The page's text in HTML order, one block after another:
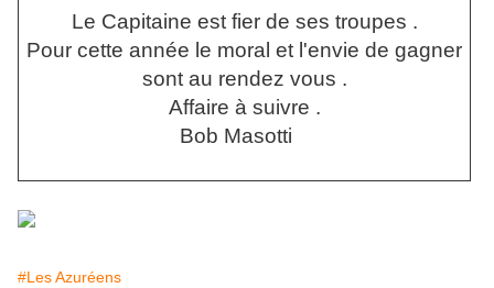
Le Capitaine est fier de ses troupes .
Pour cette année le moral et l'envie de gagner
sont au rendez vous .
Affaire à suivre .
Bob Masotti
#Les Azuréens